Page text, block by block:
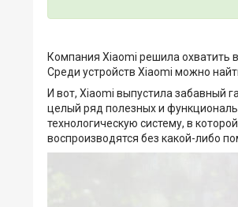
Компания Xiaomi решила охватить
Среди устройств Xiaomi можно
И вот, Xiaomi выпустила забавный
целый ряд полезных и
технологическую систему, в
воспроизводятся без какой-либо